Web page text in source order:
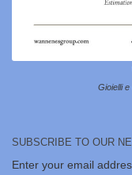
Gioielli
SUBSCRIBE TO OUR
Enter your email